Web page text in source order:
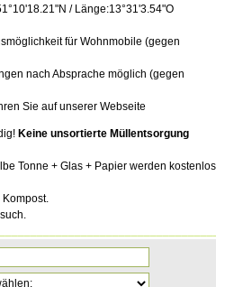
/ Länge:13°31'3.54"O
für Wohnmobile (gegen
nach Absprache möglich (gegen
Sie auf unserer Webseite
Keine unsortierte Müllentsorgung
Tonne + Glas + Papier werden kostenlos